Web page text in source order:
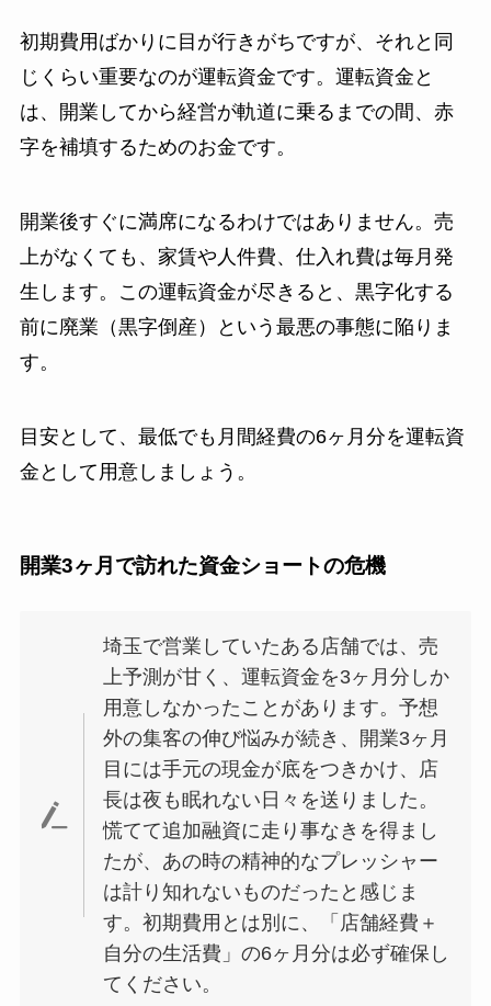
初期費用ばかりに目が行きがちですが、それと同
じくらい重要なのが運転資金です。運転資金と
は、開業してから経営が軌道に乗るまでの間、赤
字を補填するためのお金です。
開業後すぐに満席になるわけではありません。売
上がなくても、家賃や人件費、仕入れ費は毎月発
生します。この運転資金が尽きると、黒字化する
前に廃業（黒字倒産）という最悪の事態に陥りま
す。
目安として、最低でも月間経費の6ヶ月分を運転資
金として用意しましょう。
開業3ヶ月で訪れた資金ショートの危機
埼玉で営業していたある店舗では、売
上予測が甘く、運転資金を3ヶ月分しか
用意しなかったことがあります。予想
外の集客の伸び悩みが続き、開業3ヶ月
目には手元の現金が底をつきかけ、店
長は夜も眠れない日々を送りました。
慌てて追加融資に走り事なきを得まし
たが、あの時の精神的なプレッシャー
は計り知れないものだったと感じま
す。初期費用とは別に、「店舗経費＋
自分の生活費」の6ヶ月分は必ず確保し
てください。